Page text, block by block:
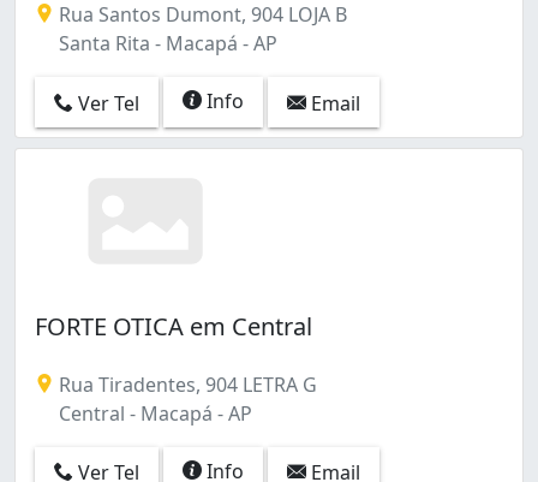
Rua Santos Dumont, 904 LOJA B
Santa Rita - Macapá - AP
Ver Tel Info Email
FORTE OTICA em Central
Rua Tiradentes, 904 LETRA G
Central - Macapá - AP
Ver Tel Info Email